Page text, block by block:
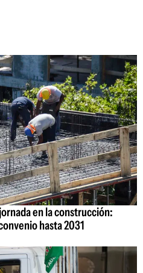
en la construcción:
hasta 2031